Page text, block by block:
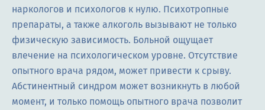
наркологов и психологов к нулю. Психотропные
препараты, а также алкоголь вызывают не только
физическую зависимость. Больной ощущает
влечение на психологическом уровне. Отсутствие
опытного врача рядом, может привести к срыву.
Абстинентный синдром может возникнуть в любой
момент, и только помощь опытного врача позволит